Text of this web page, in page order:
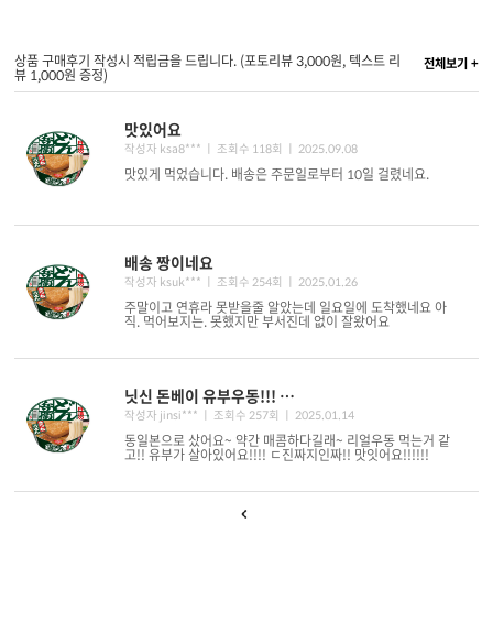
상품 구매후기 작성시 적립금을 드립니다. (포토리뷰 3,000원, 텍스트 리
뷰 1,000원 증정)
전체보기 +
맛있어요
작성자 ksa8*** ㅣ 조회수 118회 ㅣ 2025.09.08
맛있게 먹었습니다. 배송은 주문일로부터 10일 걸렸네요.
배송 짱이네요
작성자 ksuk*** ㅣ 조회수 254회 ㅣ 2025.01.26
주말이고 연휴라 못받을줄 알았는데 일요일에 도착했네요 아
직. 먹어보지는. 못했지만 부서진데 없이 잘왔어요
닛신 돈베이 유부우동!!! 꼭 사야돼용!!!
작성자 jinsi*** ㅣ 조회수 257회 ㅣ 2025.01.14
동일본으로 샀어요~ 약간 매콤하다길래~ 리얼우동 먹는거 같
고!! 유부가 살아있어요!!!! ㄷ진짜지인짜!! 맛잇어요!!!!!!